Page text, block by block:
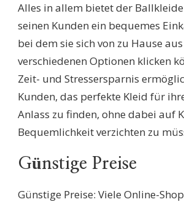
Alles in allem bietet der
seinen Kunden ein bequemes
bei dem sie sich von zu Hause
verschiedenen Optionen klicken
Zeit- und Stressersparnis
Kunden, das perfekte Kleid für
Anlass zu finden, ohne dabei auf
Bequemlichkeit verzichten zu
Günstige Preise
Günstige Preise: Viele Online-